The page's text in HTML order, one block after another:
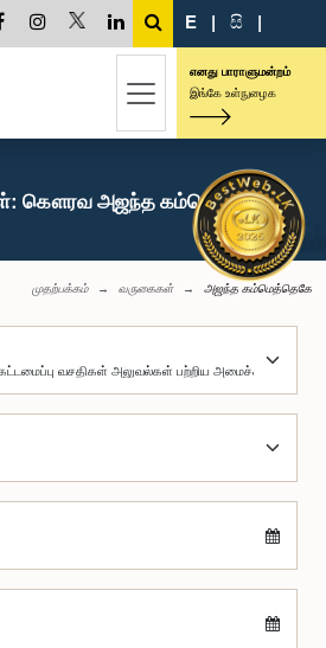
E | සි |
எனது பாராளுமன்றம்
இங்கே உள்நுழைக
கௌரவ அஜந்த கம்மெத்தெகே,
முதற்பக்கம் வருகைகள் அஜந்த கம்மெத்தெகே